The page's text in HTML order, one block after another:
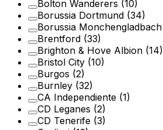
Bolton Wanderers (10)
Borussia Dortmund (34)
Borussia Monchengladbach
Brentford (33)
Brighton & Hove Albion (14)
Bristol City (10)
Burgos (2)
Burnley (32)
CA Independiente (1)
CD Leganes (2)
CD Tenerife (3)